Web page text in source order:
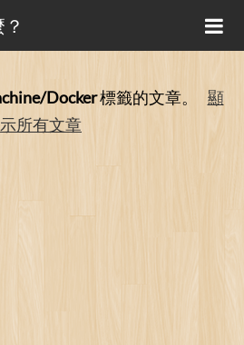
Docker標籤的文章。
顯
示所有文章